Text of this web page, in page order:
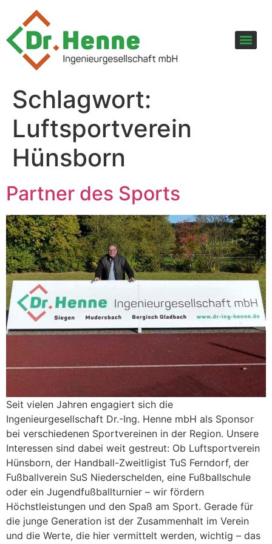
Schlagwort:
Luftsportverein
Hünsborn
Partner des Sports
Seit vielen Jahren engagiert sich die
Ingenieurgesellschaft Dr.-Ing. Henne mbH als Sponsor
bei verschiedenen Sportvereinen in der Region. Unsere
Interessen sind dabei weit gestreut: Ob Luftsportverein
Hünsborn, der Handball-Zweitligist TuS Ferndorf, der
Fußballverein SuS Niederschelden, eine Fußballschule
oder ein Jugendfußballturnier – wir fördern
Höchstleistungen und den Spaß am Sport. Gerade für
die junge Generation ist der Zusammenhalt im Verein
und die Werte, die hier vermittelt werden, wichtig – das